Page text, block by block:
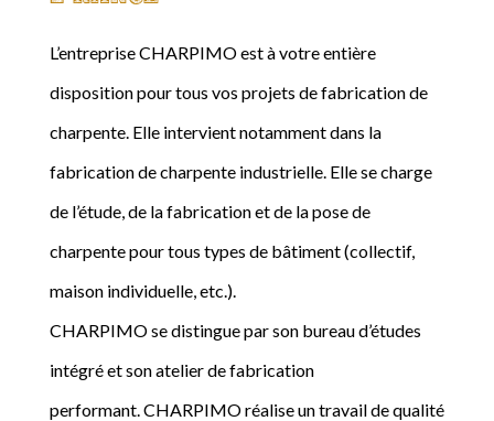
L’entreprise CHARPIMO est à votre entière
disposition pour tous vos projets de fabrication de
charpente. Elle intervient notamment dans la
fabrication de charpente industrielle. Elle se charge
de l’étude, de la fabrication et de la pose de
charpente pour tous types de bâtiment (collectif,
maison individuelle, etc.).
CHARPIMO se distingue par son bureau d’études
intégré et son atelier de fabrication
performant. CHARPIMO réalise un travail de qualité